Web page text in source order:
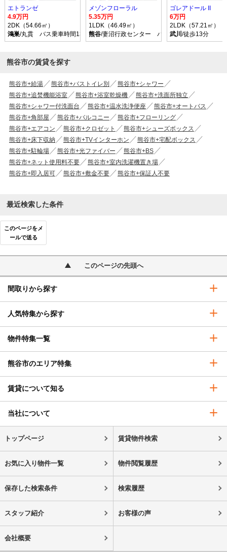
エトランゼ
4.9万円
2DK（54.66㎡）
鴻巣/丸貫 バス乗車時間13分 停歩5分
メゾンフローラル
5.35万円
1LDK（46.49㎡）
熊谷/妻沼行政センター バス乗車時間34分 停歩
ゴレアドール II
6万円
2LDK（57.21㎡）
武川 /徒歩13分
熊谷市の賃貸を探す
熊谷市+給湯 熊谷市+バストイレ別
熊谷市+シャワー
熊谷市+追焚機能浴室
熊谷市+浴室乾燥機
熊谷市+洗面所独立
熊谷市+シャワー付洗面台
熊谷市+温水洗浄便座
熊谷市+オートバス
熊谷市+角部屋
熊谷市+バルコニー
熊谷市+フローリング
熊谷市+エアコン
熊谷市+クロゼット
熊谷市+シューズボックス
熊谷市+床下収納
熊谷市+TVインターホン
熊谷市+宅配ボックス
熊谷市+駐輪場
熊谷市+光ファイバー
熊谷市+BS
熊谷市+ネット使用料不要
熊谷市+室内洗濯機置き場
熊谷市+即入居可
熊谷市+敷金不要 熊谷市+保証人不要
最近検索した条件
このページをメ
ールで送る
このページの先頭へ
間取りから探す
人気特集から探す
物件特集一覧
熊谷市のエリア特集
賃貸について知る
当社について
トップページ 賃貸物件検索
お気に入り物件一覧 物件閲覧履歴
保存した検索条件 検索履歴
スタッフ紹介 お客様の声
会社概要